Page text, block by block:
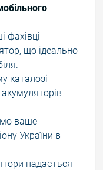
фахівці
що ідеально
каталозі
ваше
України в
надається